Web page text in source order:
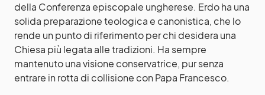
della Conferenza episcopale ungherese. Erdo ha una
solida preparazione teologica e canonistica, che lo
rende un punto di riferimento per chi desidera una
Chiesa più legata alle tradizioni. Ha sempre
mantenuto una visione conservatrice, pur senza
entrare in rotta di collisione con Papa Francesco.